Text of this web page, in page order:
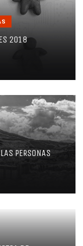
2018
PERSONAS